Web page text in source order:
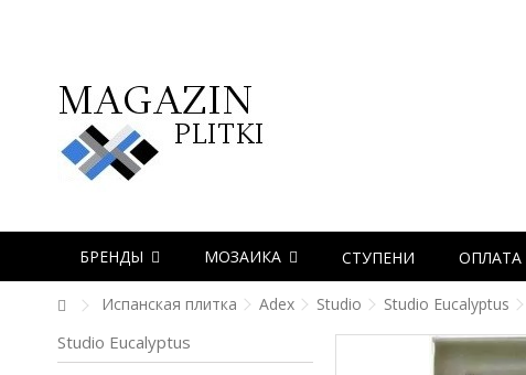
БРЕНДЫ МОЗАИКА СТУПЕНИ ОПЛАТА
Испанская плитка Adex Studio Studio Eucalyptus
Studio Eucalyptus